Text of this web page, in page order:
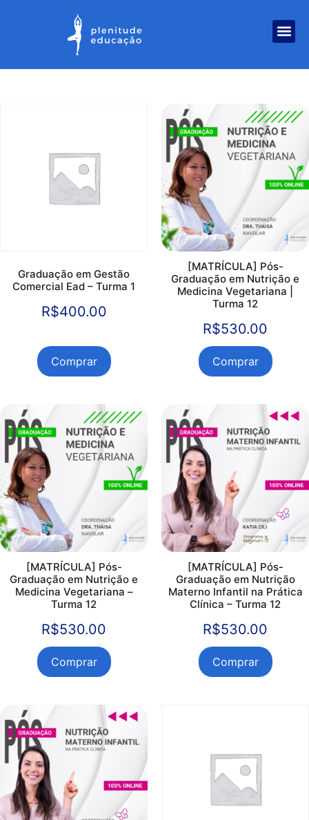
Graduação em Gestão
Comercial Ead – Turma 1
R$400.00
Comprar
[MATRÍCULA] Pós-
Graduação em Nutrição e
Medicina Vegetariana |
Turma 12
R$530.00
Comprar
[MATRÍCULA] Pós-
Graduação em Nutrição e
Medicina Vegetariana –
Turma 12
R$530.00
Comprar
[MATRÍCULA] Pós-
Graduação em Nutrição
Materno Infantil na Prática
Clínica – Turma 12
R$530.00
Comprar